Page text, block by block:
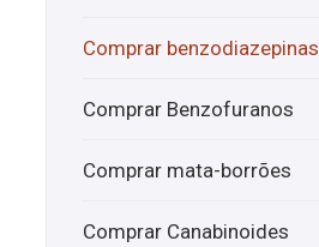
Comprar benzodiazepinas
Comprar Benzofuranos
Comprar mata-borrões
Comprar Canabinoides